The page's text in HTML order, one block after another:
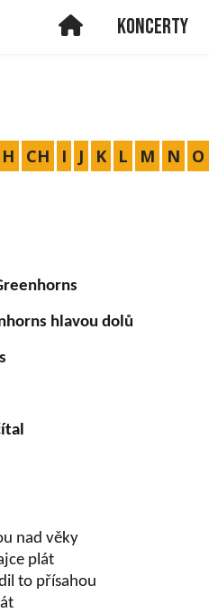
HomeKoncerty
H CH I J K L M N O
hlavou dolů
nad věky
plát
to přísahou